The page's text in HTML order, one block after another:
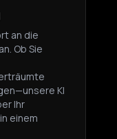
an die
Ob Sie
KI
Ihr
einem